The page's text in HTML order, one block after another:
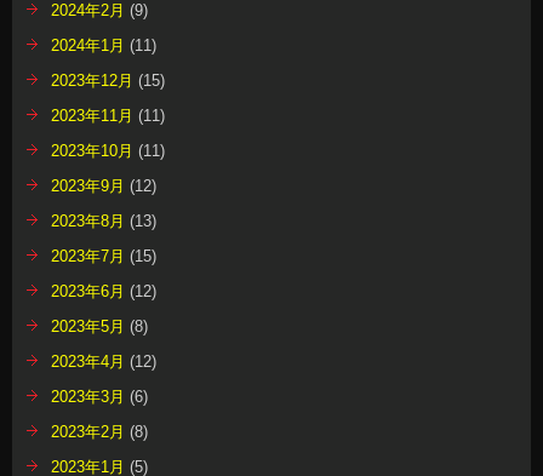
2024年2月 (9)
2024年1月 (11)
2023年12月 (15)
2023年11月 (11)
2023年10月 (11)
2023年9月 (12)
2023年8月 (13)
2023年7月 (15)
2023年6月 (12)
2023年5月 (8)
2023年4月 (12)
2023年3月 (6)
2023年2月 (8)
2023年1月 (5)